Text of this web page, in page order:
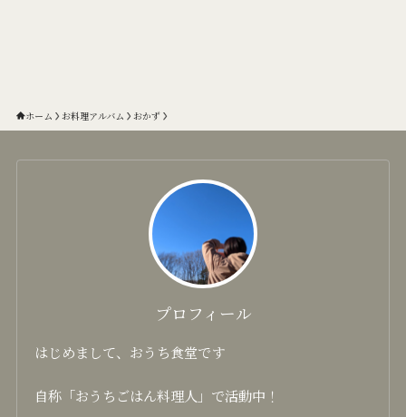
ホーム お料理アルバム おかず
プロフィール
はじめまして、おうち食堂です
自称「おうちごはん料理人」で活動中！